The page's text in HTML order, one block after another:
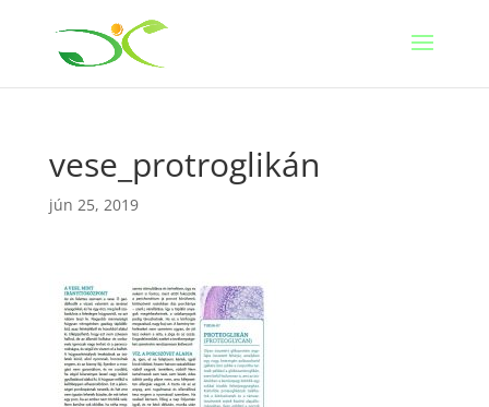
vese_protroglikán
jún 25, 2019